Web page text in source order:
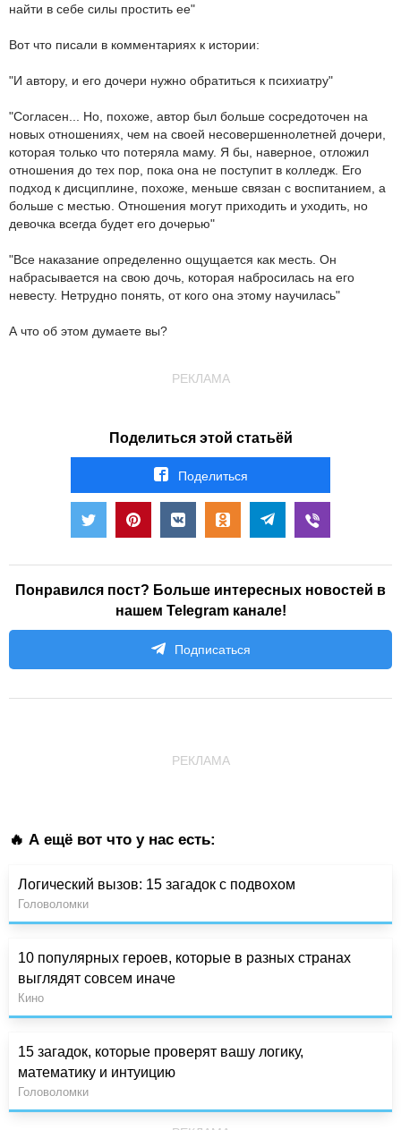
найти в себе силы простить ее"
Вот что писали в комментариях к истории:
"И автору, и его дочери нужно обратиться к психиатру"
"Согласен... Но, похоже, автор был больше сосредоточен на
новых отношениях, чем на своей несовершеннолетней дочери,
которая только что потеряла маму. Я бы, наверное, отложил
отношения до тех пор, пока она не поступит в колледж. Его
подход к дисциплине, похоже, меньше связан с воспитанием, а
больше с местью. Отношения могут приходить и уходить, но
девочка всегда будет его дочерью"
"Все наказание определенно ощущается как месть. Он
набрасывается на свою дочь, которая набросилась на его
невесту. Нетрудно понять, от кого она этому научилась"
А что об этом думаете вы?
РЕКЛАМА
Поделиться этой статьёй
Поделиться
Понравился пост? Больше интересных новостей в
нашем Telegram канале!
Подписаться
РЕКЛАМА
🔥 А ещё вот что у нас есть:
Логический вызов: 15 загадок с подвохом
Головоломки
10 популярных героев, которые в разных странах
выглядят совсем иначе
Кино
15 загадок, которые проверят вашу логику,
математику и интуицию
Головоломки